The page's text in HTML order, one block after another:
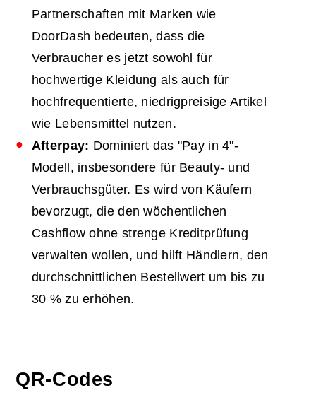
Partnerschaften mit Marken wie
DoorDash bedeuten, dass die
Verbraucher es jetzt sowohl für
hochwertige Kleidung als auch für
hochfrequentierte, niedrigpreisige Artikel
wie Lebensmittel nutzen.
Afterpay: Dominiert das "Pay in 4"-
Modell, insbesondere für Beauty- und
Verbrauchsgüter. Es wird von Käufern
bevorzugt, die den wöchentlichen
Cashflow ohne strenge Kreditprüfung
verwalten wollen, und hilft Händlern, den
durchschnittlichen Bestellwert um bis zu
30 % zu erhöhen.
QR-Codes